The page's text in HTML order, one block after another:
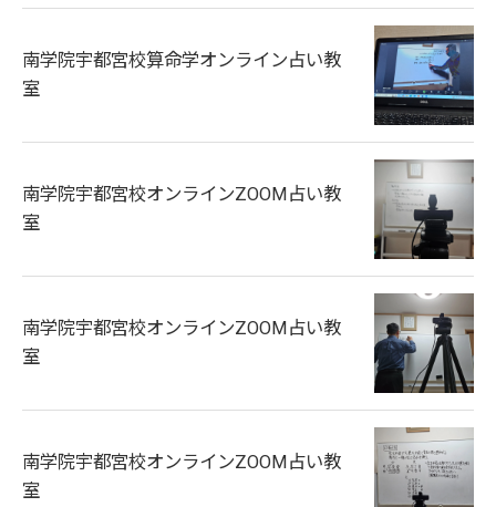
南学院宇都宮校算命学オンライン占い教
室
南学院宇都宮校オンラインZOOM占い教
室
南学院宇都宮校オンラインZOOM占い教
室
南学院宇都宮校オンラインZOOM占い教
室